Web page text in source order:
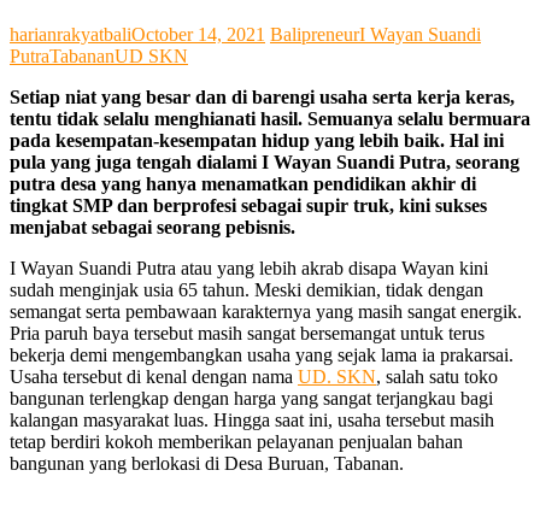
harianrakyatbaliOctober 14, 2021 BalipreneurI Wayan Suandi
PutraTabananUD SKN
Setiap niat yang besar dan di barengi usaha serta kerja keras,
tentu tidak selalu menghianati hasil. Semuanya selalu bermuara
pada kesempatan-kesempatan hidup yang lebih baik. Hal ini
pula yang juga tengah dialami I Wayan Suandi Putra, seorang
putra desa yang hanya menamatkan pendidikan akhir di
tingkat SMP dan berprofesi sebagai supir truk, kini sukses
menjabat sebagai seorang pebisnis.
I Wayan Suandi Putra atau yang lebih akrab disapa Wayan kini
sudah menginjak usia 65 tahun. Meski demikian, tidak dengan
semangat serta pembawaan karakternya yang masih sangat energik.
Pria paruh baya tersebut masih sangat bersemangat untuk terus
bekerja demi mengembangkan usaha yang sejak lama ia prakarsai.
Usaha tersebut di kenal dengan nama UD. SKN, salah satu toko
bangunan terlengkap dengan harga yang sangat terjangkau bagi
kalangan masyarakat luas. Hingga saat ini, usaha tersebut masih
tetap berdiri kokoh memberikan pelayanan penjualan bahan
bangunan yang berlokasi di Desa Buruan, Tabanan.